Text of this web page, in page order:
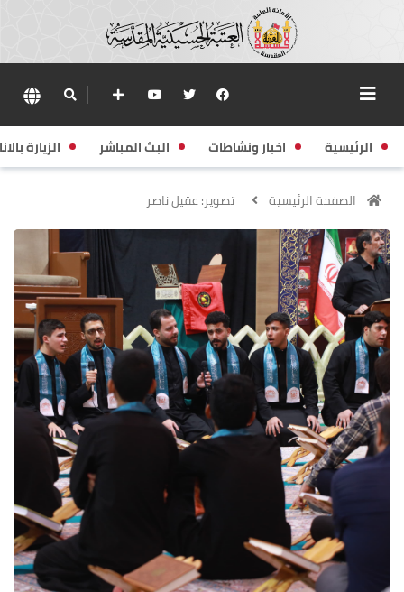
الرئيسية اخبار ونشاطات البث المباشر الزيارة
الصفحة الرئيسية تصوير: عقيل ناصر